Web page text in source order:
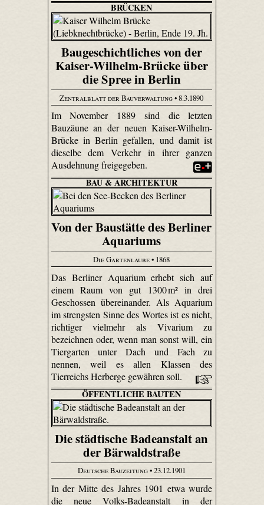
BRÜCKEN
Baugeschichtliches von der
Kaiser-Wilhelm-Brücke über
die Spree in Berlin
Zentralblatt der Bauverwaltung• 8.3.1890
Im November 1889 sind die letzten
Bauzäune an der neuen Kaiser-Wilhelm-
Brücke in Berlin gefallen, und damit ist
dieselbe dem Verkehr in ihrer ganzen
Ausdehnung freigegeben.
BAU & ARCHITEKTUR
Von der Baustätte des Berliner
Aquariums
Die Gartenlaube• 1868
Das Berliner Aquarium erhebt sich auf
einem Raum von gut 1300 m² in drei
Geschossen übereinander. Als Aquarium
im strengsten Sinne des Wortes ist es nicht,
richtiger vielmehr als Vivarium zu
bezeichnen oder, wenn man sonst will, ein
Tiergarten unter Dach und Fach zu
nennen, weil es allen Klassen des
Tierreichs Herberge gewähren soll.
ÖFFENTLICHE BAUTEN
Die städtische Badeanstalt an
der Bärwaldstraße
Deutsche Bauzeitung• 23.12.1901
In der Mitte des Jahres 1901 etwa wurde
die neue Volks-Badeanstalt in der